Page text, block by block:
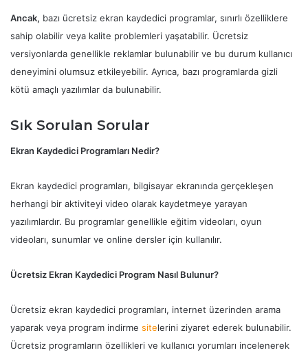
Ancak, bazı ücretsiz ekran kaydedici programlar, sınırlı özelliklere
sahip olabilir veya kalite problemleri yaşatabilir. Ücretsiz
versiyonlarda genellikle reklamlar bulunabilir ve bu durum kullanıcı
deneyimini olumsuz etkileyebilir. Ayrıca, bazı programlarda gizli
kötü amaçlı yazılımlar da bulunabilir.
Sık Sorulan Sorular
Ekran Kaydedici Programları Nedir?
Ekran kaydedici programları, bilgisayar ekranında gerçekleşen
herhangi bir aktiviteyi video olarak kaydetmeye yarayan
yazılımlardır. Bu programlar genellikle eğitim videoları, oyun
videoları, sunumlar ve online dersler için kullanılır.
Ücretsiz Ekran Kaydedici Program Nasıl Bulunur?
Ücretsiz ekran kaydedici programları, internet üzerinden arama
yaparak veya program indirme sitelerini ziyaret ederek bulunabilir.
Ücretsiz programların özellikleri ve kullanıcı yorumları incelenerek